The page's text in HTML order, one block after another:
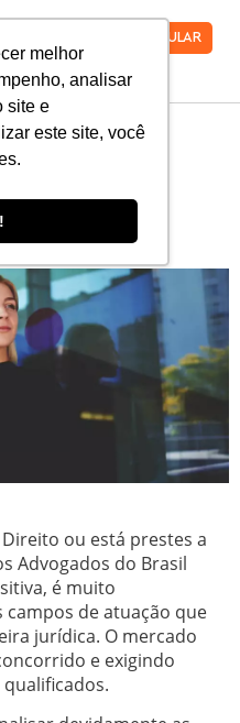
melhor
analisar
site e
este site, você
VESTIBULAR
de
para
ou está prestes a
Advogados do Brasil
é muito
de atuação que
jurídica. O mercado
e exigindo